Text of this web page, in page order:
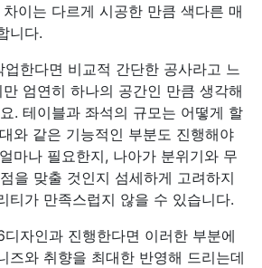
이는 다르게 시공한 만큼 색다른 매
니다.
한다면 비교적 간단한 공사라고 느
엄연히 하나의 공간인 만큼 생각해
. 테이블과 좌석의 규모는 어떻게 할
와 같은 기능적인 부분도 진행해야
마나 필요한지, 나아가 분위기와 무
을 맞출 것인지 섬세하게 고려하지
티가 만족스럽지 않을 수 있습니다.
자인과 진행한다면 이러한 부분에
즈와 취향을 최대한 반영해 드리는데